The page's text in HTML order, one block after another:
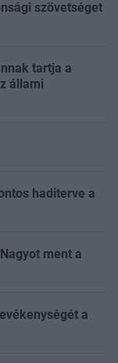
szövetséget
tartja a
állami
haditerve a
ment a
a